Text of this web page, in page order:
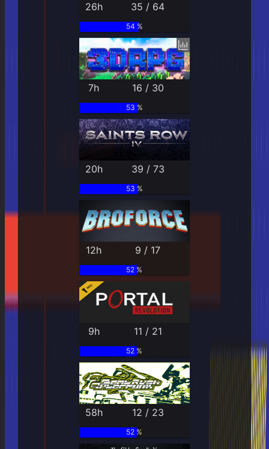
26h 35 / 64
54 %
7h 16 / 30
53 %
20h 39 / 73
53 %
12h 9 / 17
52 %
9h 11 / 21
52 %
58h 12 / 23
52 %